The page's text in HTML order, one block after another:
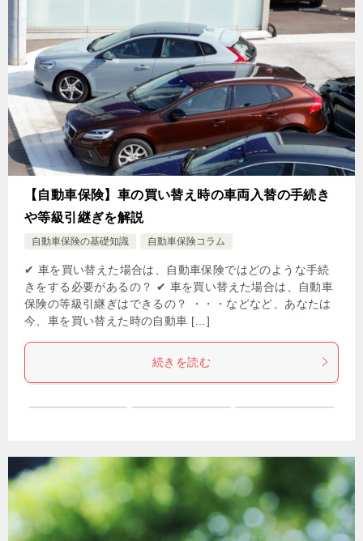
【自動車保険】車の買い替え時の車両入替の手続き
や等級引継ぎを解説
自動車保険の基礎知識 自動車保険コラム
✔ 車を買い替えた場合は、自動車保険ではどのような手続
きをする必要があるの？ ✔ 車を買い替えた場合は、自動車
保険の等級引継ぎはできるの？ ・・・などなど、あなたは
今、車を買い替えた時の自動車 […]
続きを読む